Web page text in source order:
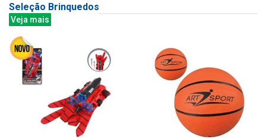
Seleção Brinquedos
Veja mais